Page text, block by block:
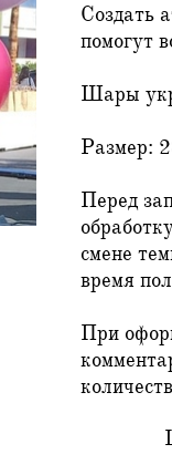
Создать
помогут
Шары
Размер:
Перед
смене
время
При